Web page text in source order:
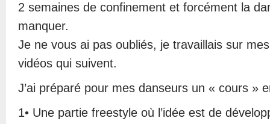
2 semaines de confinement et forcément la
manquer.
Je ne vous ai pas oubliés, je travaillais sur
vidéos qui suivent.
J’ai préparé pour mes danseurs un « cours »
1• Une partie freestyle où l’idée est de